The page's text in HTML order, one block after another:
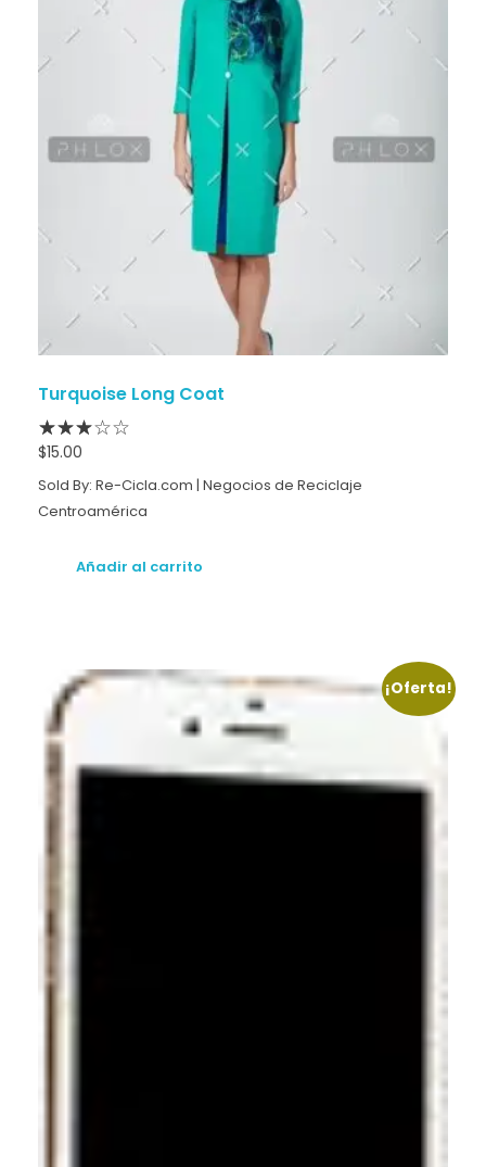
Turquoise Long Coat
$15.00
Sold By: Re-Cicla.com | Negocios de Reciclaje
Centroamérica
Añadir al carrito
¡Oferta!